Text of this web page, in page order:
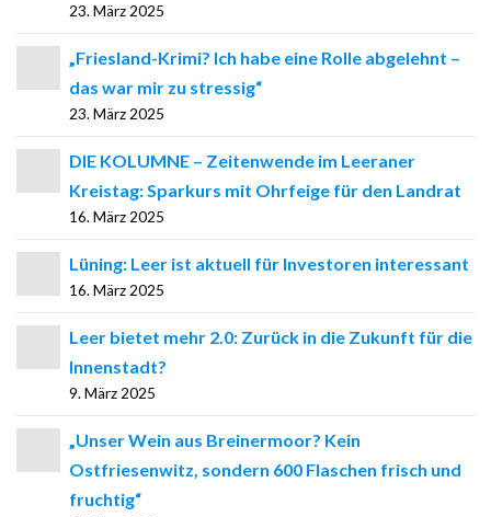
23. März 2025
„Friesland-Krimi? Ich habe eine Rolle abgelehnt –
das war mir zu stressig“
23. März 2025
DIE KOLUMNE – Zeitenwende im Leeraner
Kreistag: Sparkurs mit Ohrfeige für den Landrat
16. März 2025
Lüning: Leer ist aktuell für Investoren interessant
16. März 2025
Leer bietet mehr 2.0: Zurück in die Zukunft für die
Innenstadt?
9. März 2025
„Unser Wein aus Breinermoor? Kein
Ostfriesenwitz, sondern 600 Flaschen frisch und
fruchtig“